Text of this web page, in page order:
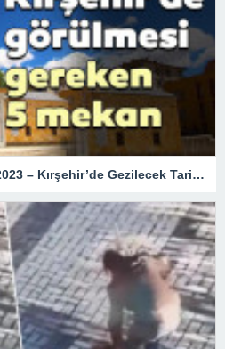
Kırşehir Gezilecek Yerler 2023 – Kırşehir’de Gezilecek Tarihi Turistik Yerler, En Güzel Doğal Mekanlar ve Müzeler Listesi